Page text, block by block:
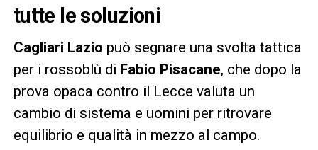
tutte le soluzioni
Cagliari Lazio può segnare una svolta tattica
per i rossoblù di Fabio Pisacane, che dopo la
prova opaca contro il Lecce valuta un
cambio di sistema e uomini per ritrovare
equilibrio e qualità in mezzo al campo.